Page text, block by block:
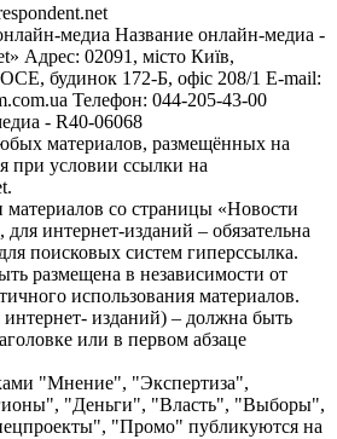
медиа Название онлайн-медиа -
Адрес: 02091, місто Київ,
будинок 172-Б, офіс 208/1 E-mail:
Телефон: 044-205-43-00
- R40-06068
материалов, размещённых на
при условии ссылки на
со страницы «Новости
интернет-изданий – обязательна
поисковых систем гиперссылка.
размещена в независимости от
использования материалов.
изданий) – должна быть
или в первом абзаце
"Мнение", "Экспертиза",
"Деньги", "Власть", "Выборы",
"Промо" публикуются на